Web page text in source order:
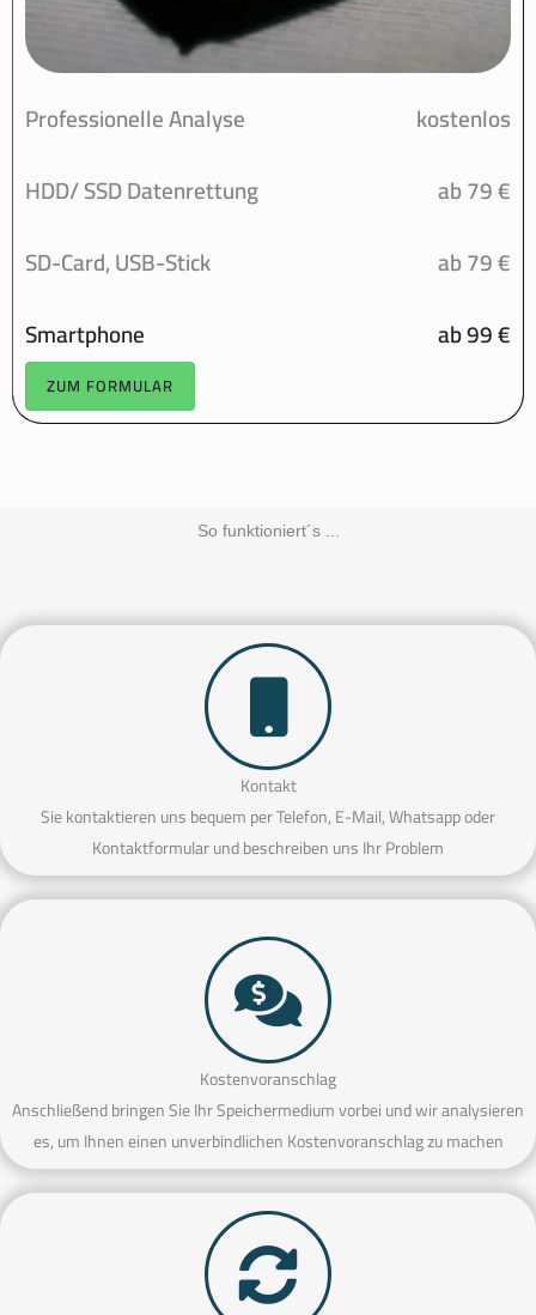
Professionelle Analyse
kostenlos
HDD/ SSD Datenrettung
ab 79 €
SD-Card, USB-Stick
ab 79 €
Smartphone
ab 99 €
ZUM FORMULAR
So funktioniert´s ...
Kontakt
Sie kontaktieren uns bequem per Telefon, E-Mail, Whatsapp oder
Kontaktformular und beschreiben uns Ihr Problem
Kostenvoranschlag
Anschließend bringen Sie Ihr Speichermedium vorbei und wir analysieren
es, um Ihnen einen unverbindlichen Kostenvoranschlag zu machen